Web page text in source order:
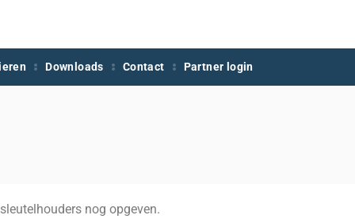
Downloads Contact Partner login
nog opgeven.